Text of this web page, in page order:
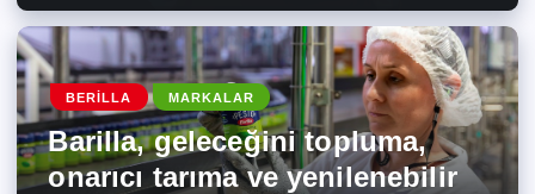
BERILLA MARKALAR
Barilla, geleceğini topluma,
onarıcı tarıma ve yenilenebilir